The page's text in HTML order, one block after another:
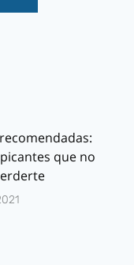
que no